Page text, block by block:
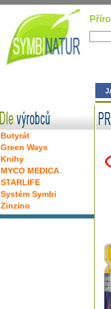
Butyrát
Green Ways
Knihy
MYCO MEDICA
STARLIFE
Systém Symbi
Zinzino